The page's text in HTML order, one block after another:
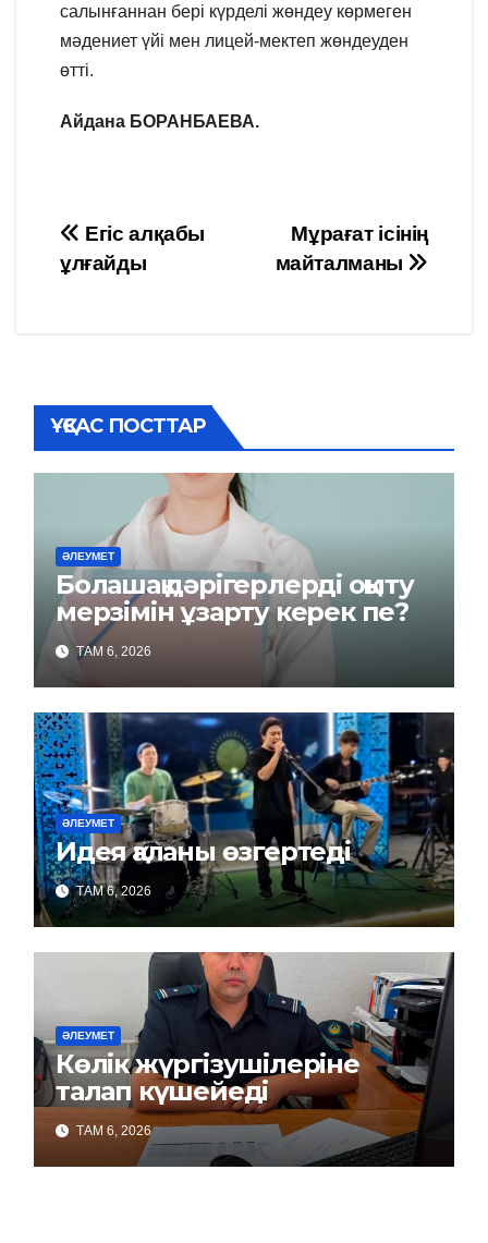
салынғаннан бері күрделі жөндеу көрмеген
мәдениет үйі мен лицей-мектеп жөндеуден
өтті.
Айдана БОРАНБАЕВА.
Навигация
по
Мұрағат ісінің
майталманы
Егіс алқабы
ұлғайды
ҰҚСАС ПОСТТАР
ӘЛЕУМЕТ
Болашақ дәрігерлерді оқыту
мерзімін ұзарту керек пе?
ТАМ 6, 2026
ӘЛЕУМЕТ
Идея қаланы өзгертеді
ТАМ 6, 2026
ӘЛЕУМЕТ
Көлік жүргізушілеріне
талап күшейеді
ТАМ 6, 2026